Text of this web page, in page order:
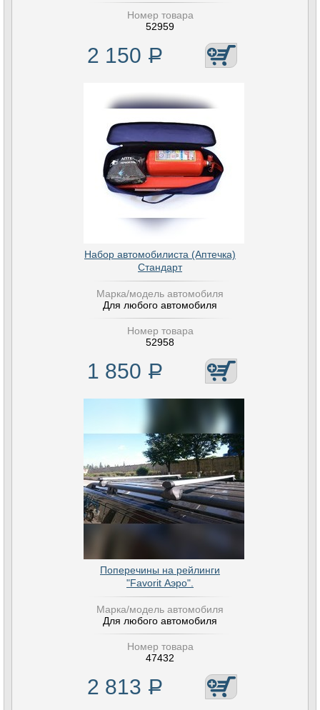
Номер товара
52959
2 150 Р
Набор автомобилиста (Аптечка)
Стандарт
Марка/модель автомобиля
Для любого автомобиля
Номер товара
52958
1 850 Р
Поперечины на рейлинги
"Favorit Аэро".
Марка/модель автомобиля
Для любого автомобиля
Номер товара
47432
2 813 Р